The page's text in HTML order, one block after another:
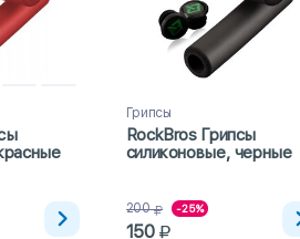
Грипсы
RockBros Грипсы
силиконовые, черные
200 -25%
150